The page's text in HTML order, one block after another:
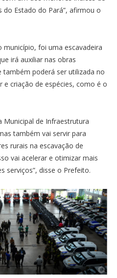
Estado do Pará”, afirmou o
foi uma escavadeira
irá auxiliar nas obras
também poderá ser utilizada no
e criação de espécies, como é o
Municipal de Infraestrutura
também vai servir para
rurais na escavação de
vai acelerar e otimizar mais
serviços”, disse o Prefeito.